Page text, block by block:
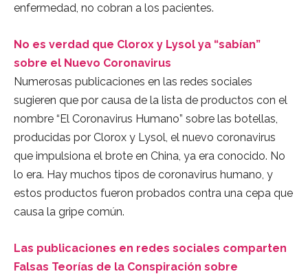
enfermedad, no cobran a los pacientes.
No es verdad que Clorox y Lysol ya “sabían”
sobre el Nuevo Coronavirus
Numerosas publicaciones en las redes sociales
sugieren que por causa de la lista de productos con el
nombre “El Coronavirus Humano” sobre las botellas,
producidas por Clorox y Lysol, el nuevo coronavirus
que impulsiona el brote en China, ya era conocido. No
lo era. Hay muchos tipos de coronavirus humano, y
estos productos fueron probados contra una cepa que
causa la gripe común.
Las publicaciones en redes sociales comparten
Falsas Teorías de la Conspiración sobre